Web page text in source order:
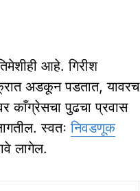
आहे. गिरीश
अडकून पडतात, यावरच
काँग्रेसचा पुढचा प्रवास
स्वतःनिवडणूक
लागेल.